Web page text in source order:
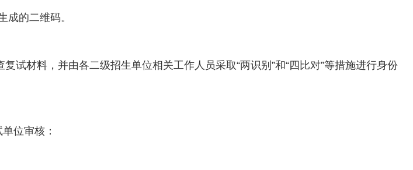
的二维码。
材料，并由各二级招生单位相关工作人员采取“两识别”和“四比对”等措施进行身份
位审核：